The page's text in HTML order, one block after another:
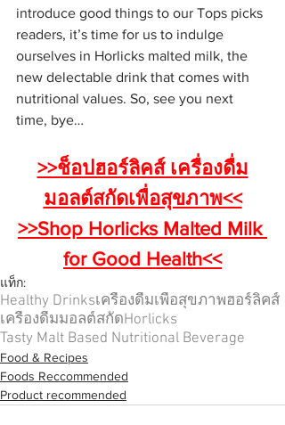
introduce good things to our Tops picks
readers, it’s time for us to indulge
ourselves in Horlicks malted milk, the
new delectable drink that comes with
nutritional values. So, see you next
time, bye…
>>ช็อปฮอร์ลิคส์ เครื่องดื่ม
มอลต์สกัดเพื่อสุขภาพ<<
>>Shop Horlicks Malted Milk
for Good Health<<
แท็ก:
Healthy Drinksเครื่องดื่มเพื่อสุขภาพฮอร์ลิคส์
เครื่องดื่มมอลต์สกัดHorlicks
Tasty Malt Based Nutritional Beverage
Food & Recipes
Foods Reccommended
Product recommended